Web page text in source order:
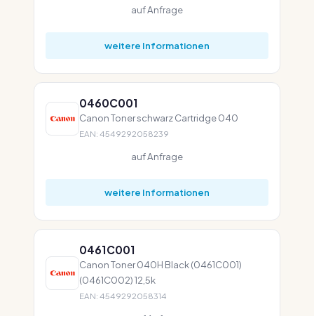
auf Anfrage
weitere Informationen
0460C001
Canon Toner schwarz Cartridge 040
EAN: 4549292058239
auf Anfrage
weitere Informationen
0461C001
Canon Toner 040H Black (0461C001)
(0461C002) 12,5k
EAN: 4549292058314